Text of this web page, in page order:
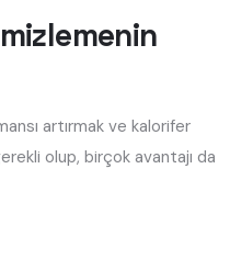
artırmak ve kalorifer
olup, birçok avantajı da